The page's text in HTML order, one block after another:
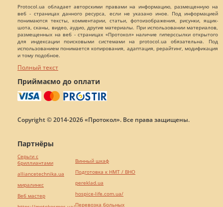
Protocol.ua обладает авторскими правами на информацию, размещенную на
веб - страницах данного ресурса, если не указано иное. Под информацией
понимаются тексты, комментарии, статьи, фотоизображения, рисунки, ящик-
шота, сканы, видео, аудио, другие материалы. При использовании материалов,
размещенных на веб - страницах «Протокол» наличие гиперссылки открытого
для индексации поисковыми системами на protocol.ua обязательна. Под
использованием понимается копирования, адаптация, рерайтинг, модификация
и тому подобное.
Полный текст
Приймаємо до оплати
Copyright © 2014-2026 «Протокол». Все права защищены.
Партнёры
Серьги с
бриллиантами
alliancetechnika.ua
миралинкс
Веб мастер
Винный шкаф
Подготовка к НМТ / ВНО
pereklad.ua
hospice-life.com.ua/
Перевозка больных